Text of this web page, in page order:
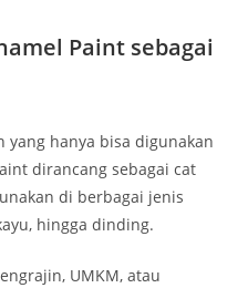
Paint sebagai
hanya bisa digunakan
dirancang sebagai cat
di berbagai jenis
hingga dinding.
UMKM, atau